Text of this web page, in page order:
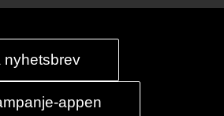
nyhetsbrev
appen